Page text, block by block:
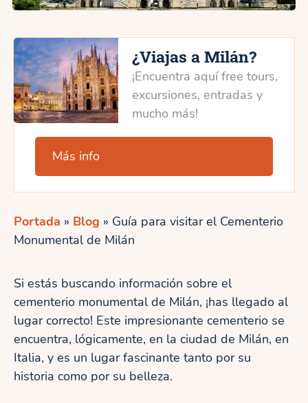
¿Viajas a Milán?
¡Encuentra aquí free tours,
excursiones, entradas y
mucho más!
Más info
Portada » Blog » Guía para visitar el Cementerio
Monumental de Milán
Si estás buscando información sobre el
cementerio monumental de Milán, ¡has llegado al
lugar correcto! Este impresionante cementerio se
encuentra, lógicamente, en la ciudad de Milán, en
Italia, y es un lugar fascinante tanto por su
historia como por su belleza.